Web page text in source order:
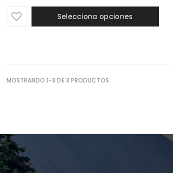
Selecciona opciones
MOSTRANDO 1-3 DE 3 PRODUCTOS